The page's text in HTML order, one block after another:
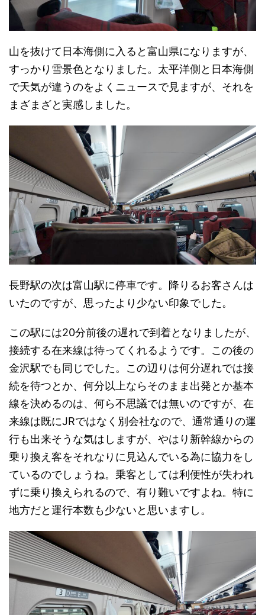
山を抜けて日本海側に入ると富山県になりますが、
すっかり雪景色となりました。太平洋側と日本海側
で天気が違うのをよくニュースで見ますが、それを
まざまざと実感しました。
長野駅の次は富山駅に停車です。降りるお客さんは
いたのですが、思ったより少ない印象でした。
この駅には20分前後の遅れで到着となりましたが、
接続する在来線は待ってくれるようです。この後の
金沢駅でも同じでした。この辺りは何分遅れでは接
続を待つとか、何分以上ならそのまま出発とか基本
線を決めるのは、何ら不思議では無いのですが、在
来線は既にJRではなく別会社なので、通常通りの運
行も出来そうな気はしますが、やはり新幹線からの
乗り換え客をそれなりに見込んでいる為に協力をし
ているのでしょうね。乗客としては利便性が失われ
ずに乗り換えられるので、有り難いですよね。特に
地方だと運行本数も少ないと思いますし。